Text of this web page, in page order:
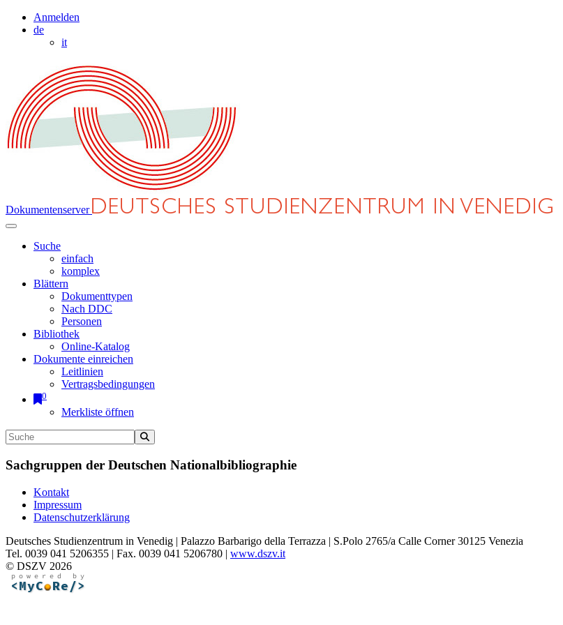
Anmelden
de
it
Dokumentenserver
Suche
einfach
komplex
Blättern
Dokumenttypen
Nach DDC
Personen
Bibliothek
Online-Katalog
Dokumente einreichen
Leitlinien
Vertragsbedingungen
0
Merkliste öffnen
Sachgruppen der Deutschen Nationalbibliographie
Kontakt
Impressum
Datenschutzerklärung
Deutsches Studienzentrum in Venedig | Palazzo Barbarigo della Terrazza | S.Polo 2765/a Calle Corner 30125 Venezia
Tel. 0039 041 5206355 | Fax. 0039 041 5206780 | www.dszv.it
© DSZV 2026